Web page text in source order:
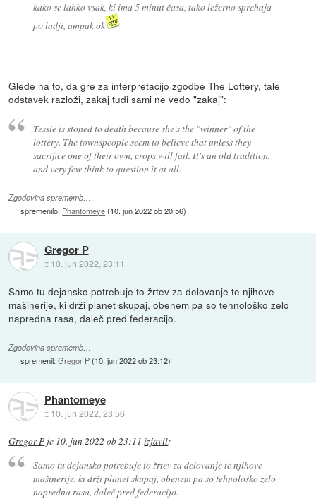
kako se lahko vsak, ki ima 5 minut časa, tako ležerno sprehaja
po ladji, ampak ok
Glede na to, da gre za interpretacijo zgodbe The Lottery, tale
odstavek razloži, zakaj tudi sami ne vedo "zakaj":
Tessie is stoned to death because she's the "winner" of the
lottery. The townspeople seem to believe that unless they
sacrifice one of their own, crops will fail. It's an old tradition,
and very few think to question it at all.
Zgodovina sprememb…
spremenilo: Phantomeye(10. jun 2022 ob 20:56)
Gregor P
:: 10. jun 2022, 23:11
Samo tu dejansko potrebuje to žrtev za delovanje te njihove
mašinerije, ki drži planet skupaj, obenem pa so tehnološko zelo
napredna rasa, daleč pred federacijo.
Zgodovina sprememb…
spremenil:Gregor P(10. jun 2022 ob 23:12)
Phantomeye
:: 10. jun 2022, 23:56
Gregor P je 10. jun 2022 ob 23:11 izjavil:
Samo tu dejansko potrebuje to žrtev za delovanje te njihove
mašinerije, ki drži planet skupaj, obenem pa so tehnološko zelo
napredna rasa, daleč pred federacijo.